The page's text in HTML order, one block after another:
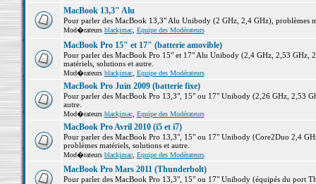
MacBook 13,3" Alu
Pour parler des MacBook 13,3" Alu Unibody (2 GHz, 2,4 GHz), problèmes
Mod�rateurs blackjmac, Equipe des Modérateurs
MacBook Pro 15" et 17" (batterie amovible)
Pour parler des MacBook Pro 15" et 17" Alu Unibody (2,4 GHz, 2,53 GHz,
matériels, solutions et autre.
Mod�rateurs blackjmac, Equipe des Modérateurs
MacBook Pro Juin 2009 (batterie fixe)
Pour parler des MacBook Pro 13,3", 15" ou 17" Unibody (2,26 GHz, 2,53
autre.
Mod�rateurs blackjmac, Equipe des Modérateurs
MacBook Pro Avril 2010 (i5 et i7)
Pour parler des MacBook Pro 13,3", 15" ou 17" Unibody (Core2Duo 2,4
problèmes matériels, solutions et autre.
Mod�rateurs blackjmac, Equipe des Modérateurs
MacBook Pro Mars 2011 (Thunderbolt)
Pour parler des MacBook Pro 13,3", 15" ou 17" Unibody (équipés du port